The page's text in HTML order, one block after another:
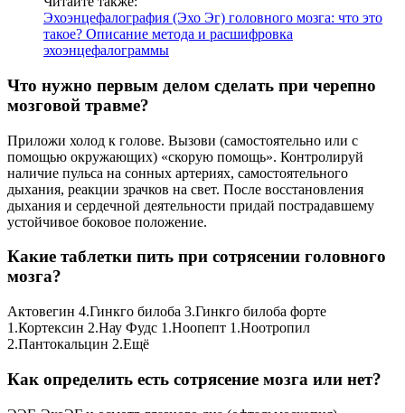
Эхоэнцефалография (Эхо Эг) головного мозга: что это
такое? Описание метода и расшифровка
эхоэнцефалограммы
Что нужно первым делом сделать при черепно
мозговой травме?
Приложи холод к голове. Вызови (самостоятельно или с
помощью окружающих) «скорую помощь». Контролируй
наличие пульса на сонных артериях, самостоятельного
дыхания, реакции зрачков на свет. После восстановления
дыхания и сердечной деятельности придай пострадавшему
устойчивое боковое положение.
Какие таблетки пить при сотрясении головного
мозга?
Актовегин 4.Гинкго билоба 3.Гинкго билоба форте
1.Кортексин 2.Нау Фудс 1.Ноопепт 1.Ноотропил
2.Пантокальцин 2.Ещё
Как определить есть сотрясение мозга или нет?